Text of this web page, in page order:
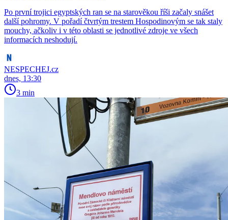
Po první trojici egyptských ran se na starověkou říši začaly snášet
další pohromy. V pořadí čtvrtým trestem Hospodinovým se tak staly
mouchy, ačkoliv i v této oblasti se jednotlivé zdroje ve všech
informacích neshodují.
NESPECHEJ.cz
dnes, 13:30
3 min